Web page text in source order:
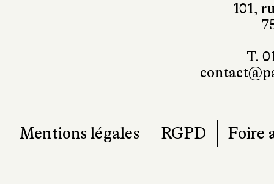
101,
T.
Mentions légales RGPD Foire